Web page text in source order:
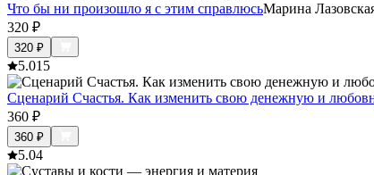
Что бы ни произошло я с этим справлюсьМарина
320 ₽
320 ₽
5.015
Сценарий Счастья. Как изменить свою денежную и
360 ₽
360 ₽
5.04